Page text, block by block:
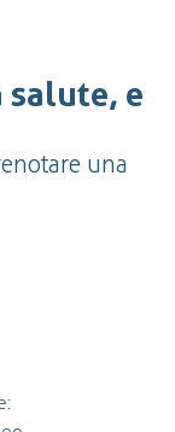
salute, e
una